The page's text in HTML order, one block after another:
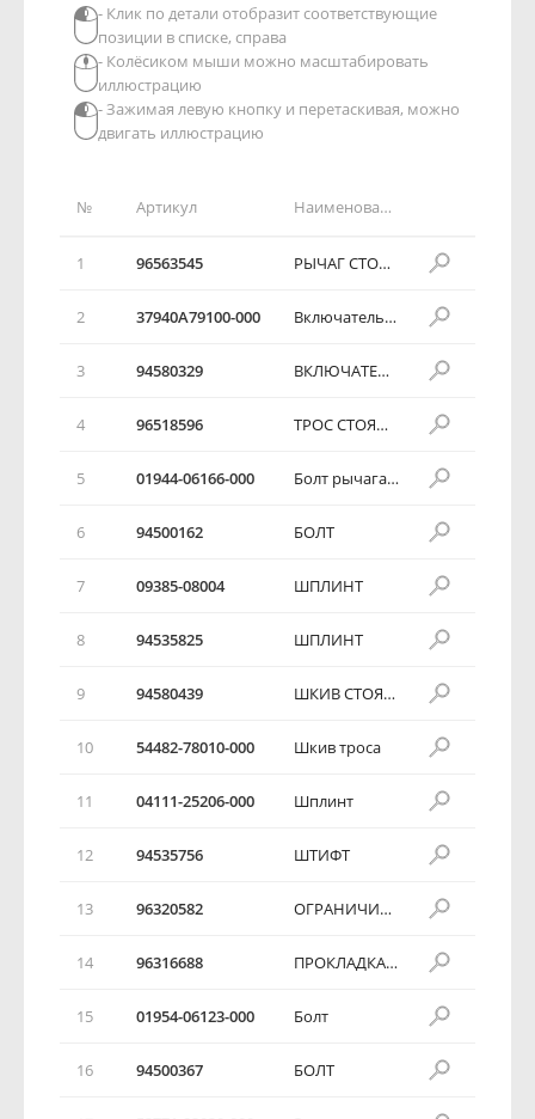
№ Артикул Наименование детали
1 96563545 РЫЧАГ СТОЯНОЧНОГО ТОРМОЗА
2 37940А79100-000 Включатель стояночного тормоза
3 94580329 ВКЛЮЧАТЕЛЬ СТОЯНОЧНОГО ТОРМОЗА
4 96518596 ТРОС СТОЯНОЧНОГО ТОРМОЗА
5 01944-06166-000 Болт рычага тормозной стойки
6 94500162 БОЛТ
7 09385-08004 ШПЛИНТ
8 94535825 ШПЛИНТ
9 94580439 ШКИВ СТОЯНОЧНОГО ТРОСА
10 54482-78010-000 Шкив троса
11 04111-25206-000 Шплинт
12 94535756 ШТИФТ
13 96320582 ОГРАНИЧИТЕЛЬ СТОЯНОЧНОГО ТРОСА
14 96316688 ПРОКЛАДКА ТРОСА
15 01954-06123-000 Болт
16 94500367 БОЛТ
- Клик по детали отобразит соответствующие
позиции в списке, справа
- Колёсиком мыши можно масштабировать
иллюстрацию
- Зажимая левую кнопку и перетаскивая, можно
двигать иллюстрацию